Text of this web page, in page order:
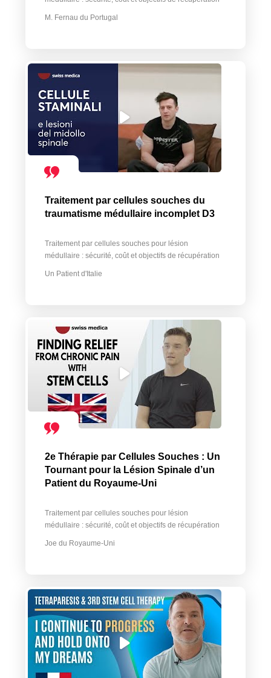
M. Fernau du Portugal
Traitement par cellules souches du
traumatisme médullaire incomplet D3
Traitement par cellules souches pour lésion
médullaire : sécurité, coût et objectifs de récupération
Un Patient d'Italie
2e Thérapie par Cellules Souches : Un
Tournant pour la Lésion Spinale d’un
Patient du Royaume-Uni
Traitement par cellules souches pour lésion
médullaire : sécurité, coût et objectifs de récupération
Joe du Royaume-Uni